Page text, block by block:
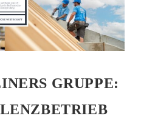
GRUPPE: